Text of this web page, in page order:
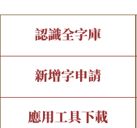
認識全字庫
全字庫介紹
中文碼介紹
IDS查詢
複合查詢
新增字申請
新字申請處理流程
字形即時顯示
應用工具下載